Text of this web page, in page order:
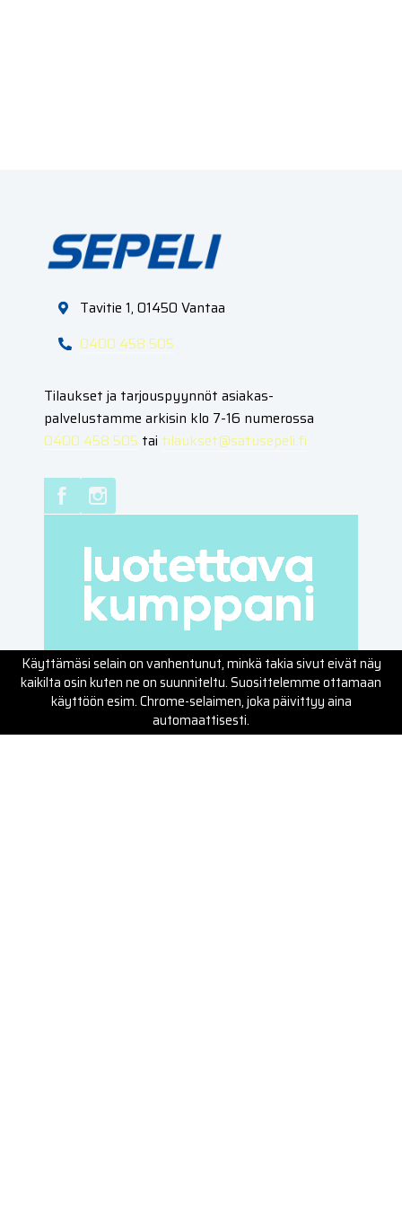
Tavitie 1, 01450 Vantaa
0400 458 505
Tilaukset ja tarjouspyynnöt asiakas­
palvelustamme arkisin klo 7-16 numerossa
0400 458 505 tai tilaukset@satusepeli.fi
Palvelut
Kotitaloudet